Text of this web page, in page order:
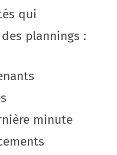
qui
plannings :
minute